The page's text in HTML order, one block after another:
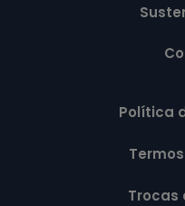
Política
Trocas